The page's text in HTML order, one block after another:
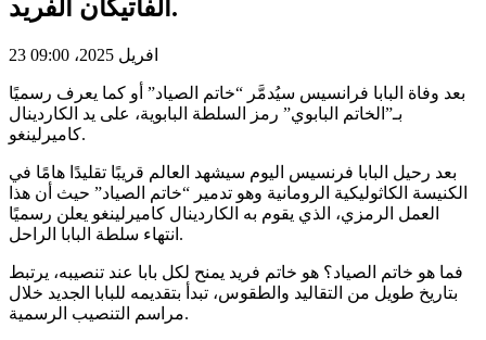
الفاتيكان الفريد.
23 افريل 2025، 09:00
بعد وفاة البابا فرانسيس سيُدمَّر “خاتم الصياد” أو كما يعرف رسميًا
بـ”الخاتم البابوي” رمز السلطة البابوية، على يد الكاردينال
كاميرلينغو.
بعد رحيل البابا فرنسيس اليوم سيشهد العالم قريبًا تقليدًا هامًا في
الكنيسة الكاثوليكية الرومانية وهو تدمير “خاتم الصياد” حيث أن هذا
العمل الرمزي، الذي يقوم به الكاردينال كاميرلينغو يعلن رسميًا
انتهاء سلطة البابا الراحل.
فما هو خاتم الصياد؟ هو خاتم فريد يمنح لكل بابا عند تنصيبه، يرتبط
بتاريخ طويل من التقاليد والطقوس، تبدأ بتقديمه للبابا الجديد خلال
مراسم التنصيب الرسمية.